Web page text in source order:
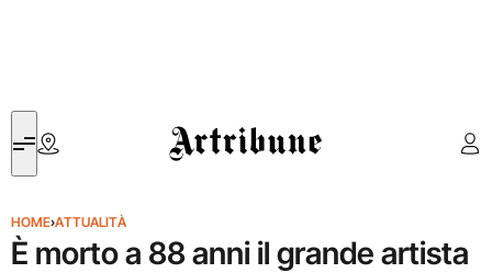
Artribune
HOME›ATTUALITÀ
È morto a 88 anni il grande artista